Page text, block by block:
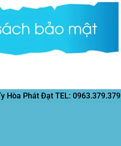
Hòa Phát Đạt TEL: 0963.379.379